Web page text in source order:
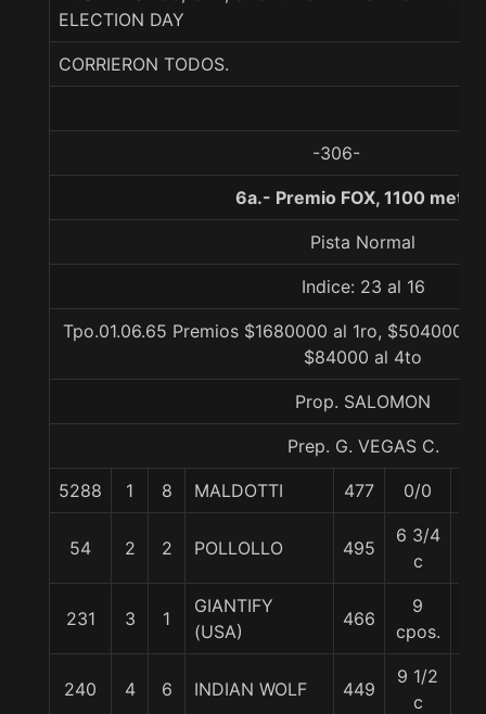
ELECTION DAY
CORRIERON TODOS.
-306-
6a.- Premio FOX, 1100
Pista Normal
Indice: 23 al 16
Tpo.01.06.65 Premios $1680000 al 1ro, $504000
$84000 al 4to
Prop. SALOMON
Prep. G. VEGAS C.
5288 1 8 MALDOTTI 477 0/0
54 2 2 POLLOLLO 495
6 3/4
c
231 3 1
GIANTIFY
(USA)
466
9
cpos.
240 4 6 INDIAN WOLF 449
9 1/2
c